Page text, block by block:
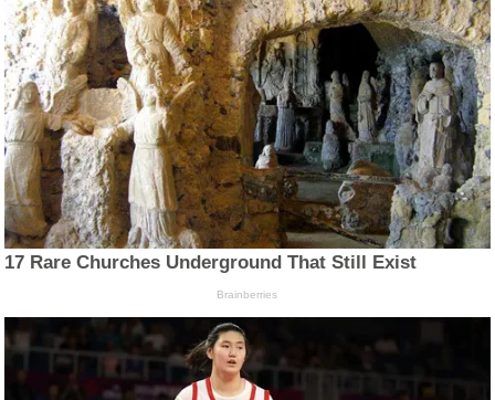
17 Rare Churches Underground That Still Exist
Brainberries